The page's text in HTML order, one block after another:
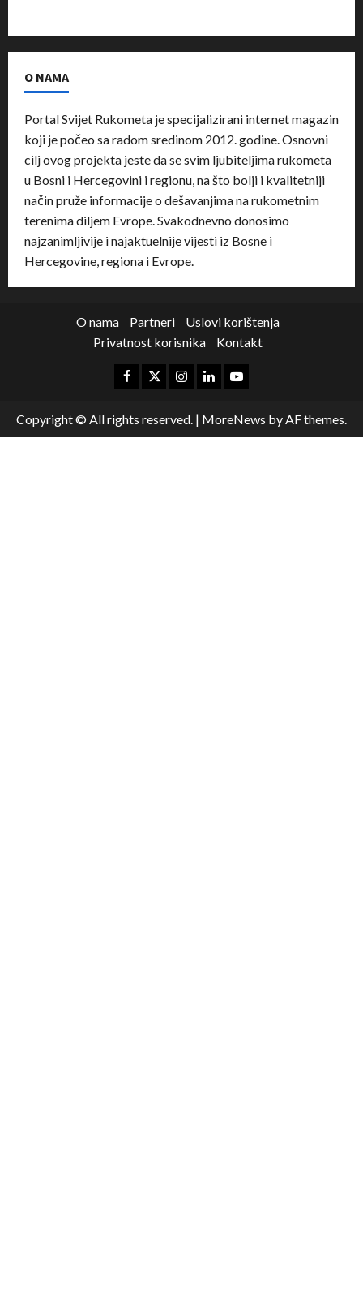
O NAMA
Portal Svijet Rukometa je specijalizirani internet magazin
koji je počeo sa radom sredinom 2012. godine. Osnovni
cilj ovog projekta jeste da se svim ljubiteljima rukometa
u Bosni i Hercegovini i regionu, na što bolji i kvalitetniji
način pruže informacije o dešavanjima na rukometnim
terenima diljem Evrope. Svakodnevno donosimo
najzanimljivije i najaktuelnije vijesti iz Bosne i
Hercegovine, regiona i Evrope.
O nama Partneri
Uslovi korištenja
Privatnost korisnika
Kontakt
Copyright © All rights reserved. | MoreNews by AF themes.